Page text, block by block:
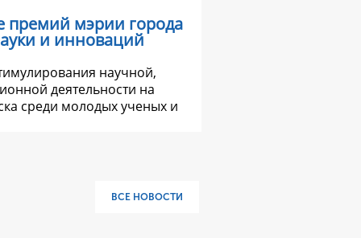
премий мэрии города
и инноваций
научной,
деятельности на
среди молодых ученых и
ВСЕ НОВОСТИ